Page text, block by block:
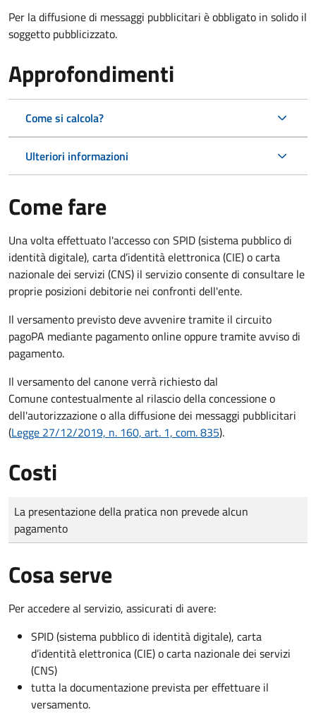
Per la diffusione di messaggi pubblicitari è obbligato in solido il
soggetto pubblicizzato.
Approfondimenti
Come si calcola?
Ulteriori informazioni
Come fare
Una volta effettuato l'accesso con SPID (sistema pubblico di
identità digitale), carta d’identità elettronica (CIE) o carta
nazionale dei servizi (CNS) il servizio consente di consultare le
proprie posizioni debitorie nei confronti dell'ente.
Il versamento previsto deve avvenire tramite il circuito
pagoPA mediante pagamento online oppure tramite avviso di
pagamento.
Il versamento del canone verrà richiesto dal
Comune contestualmente al rilascio della concessione o
dell'autorizzazione o alla diffusione dei messaggi pubblicitari
(Legge 27/12/2019, n. 160, art. 1, com. 835).
Costi
Tipo di pagamento
Importo
La presentazione della pratica non prevede alcun
pagamento
Cosa serve
Per accedere al servizio, assicurati di avere:
SPID (sistema pubblico di identità digitale), carta
d’identità elettronica (CIE) o carta nazionale dei servizi
(CNS)
tutta la documentazione prevista per effettuare il
versamento.